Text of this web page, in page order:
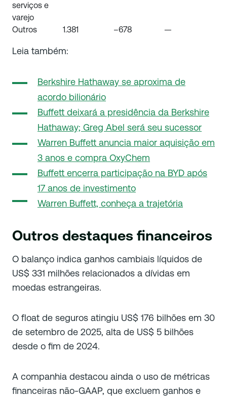
serviços e
varejo
Outros 1.381 –678 —
Leia também:
Berkshire Hathaway se aproxima de
acordo bilionário
Buffett deixará a presidência da Berkshire
Hathaway; Greg Abel será seu sucessor
Warren Buffett anuncia maior aquisição em
3 anos e compra OxyChem
Buffett encerra participação na BYD após
17 anos de investimento
Warren Buffett, conheça a trajetória
Outros destaques financeiros
O balanço indica ganhos cambiais líquidos de
US$ 331 milhões relacionados a dívidas em
moedas estrangeiras.
O float de seguros atingiu US$ 176 bilhões em 30
de setembro de 2025, alta de US$ 5 bilhões
desde o fim de 2024.
A companhia destacou ainda o uso de métricas
financeiras não-GAAP, que excluem ganhos e